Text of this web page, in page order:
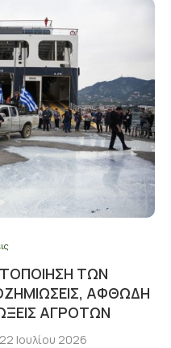
ΤΩΝ
ΑΦΘΏΔΗ
ΑΓΡΟΤΏΝ
22 Ιουλίου 2026